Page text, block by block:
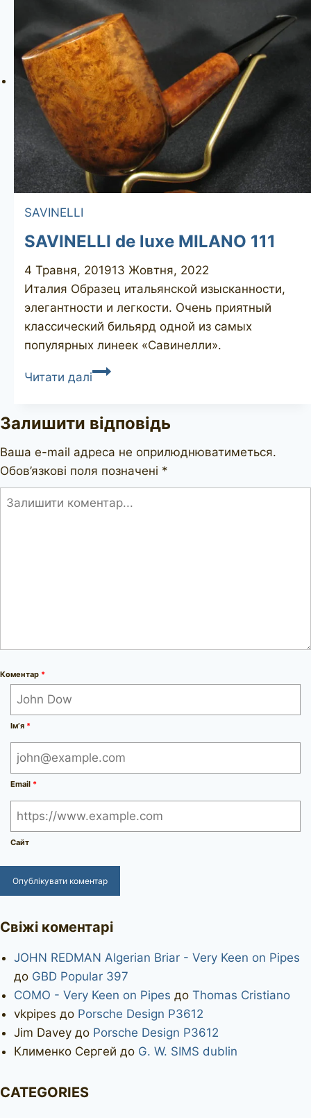
KS
SAVINELLI
SAVINELLI de luxe MILANO 111
4 Травня, 201913 Жовтня, 2022
Италия Образец итальянской изысканности,
элегантности и легкости. Очень приятный
классический бильярд одной из самых
популярных линеек «Савинелли».
Читати даліSAVINELLI
MILANO
Залишити відповідь
Ваша e-mail адреса не оприлюднюватиметься.
Обов’язкові поля позначені *
Коментар *
Ім’я *
Email *
Сайт
Свіжі коментарі
JOHN REDMAN Algerian Briar - Very Keen on Pipes
до GBD Popular 397
COMO - Very Keen on Pipes до Thomas Cristiano
vkpipes до Porsche Design P3612
Jim Davey до Porsche Design P3612
Клименко Сергей до G. W. SIMS dublin
CATEGORIES